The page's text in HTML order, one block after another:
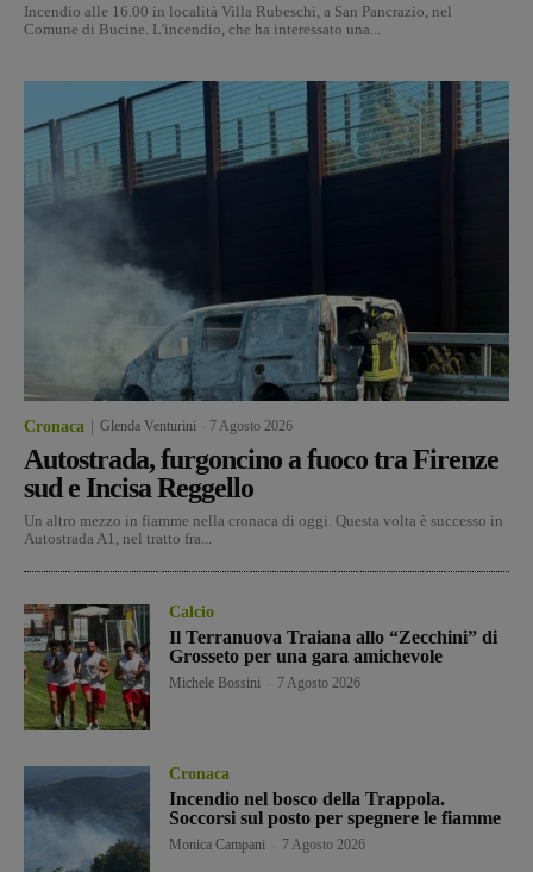
Incendio alle 16.00 in località Villa Rubeschi, a San Pancrazio, nel
Comune di Bucine. L'incendio, che ha interessato una...
Cronaca Glenda Venturini 7 Agosto 2026
Autostrada, furgoncino a fuoco tra Firenze
sud e Incisa Reggello
Un altro mezzo in fiamme nella cronaca di oggi. Questa volta è successo in
Autostrada A1, nel tratto fra...
Calcio
Il Terranuova Traiana allo “Zecchini” di
Grosseto per una gara amichevole
Michele Bossini 7 Agosto 2026
Cronaca
Incendio nel bosco della Trappola.
Soccorsi sul posto per spegnere le fiamme
Monica Campani 7 Agosto 2026